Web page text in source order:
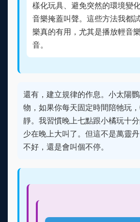
樣化玩具、避免突然的環境變
音樂掩蓋叫聲。這些方法我都
樂真的有用，尤其是播放輕音
音。
還有，建立規律的作息。小太陽
物，如果你每天固定時間陪牠玩
靜。我習慣晚上七點跟小橘玩十
少在晚上大叫了。但這不是萬靈
不好，還是會叫個不停。